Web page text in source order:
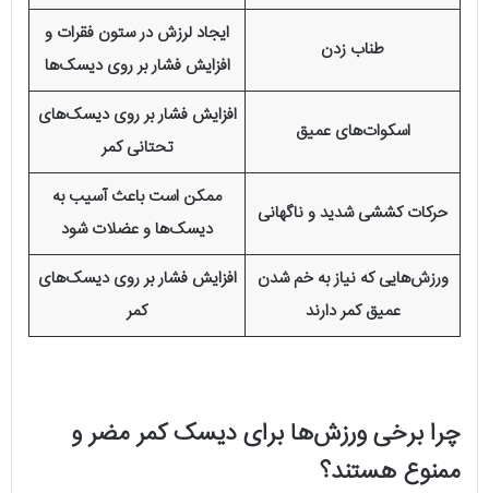
طناب زدن
ایجاد لرزش در ستون فقرات و
افزایش فشار بر روی دیسک‌ها
اسکوات‌های عمیق
افزایش فشار بر روی دیسک‌های
تحتانی کمر
حرکات کششی شدید و ناگهانی
ممکن است باعث آسیب به
دیسک‌ها و عضلات شود
ورزش‌هایی که نیاز به خم شدن
عمیق کمر دارند
افزایش فشار بر روی دیسک‌های
کمر
چرا برخی ورزش‌ها برای دیسک کمر مضر و
ممنوع هستند؟